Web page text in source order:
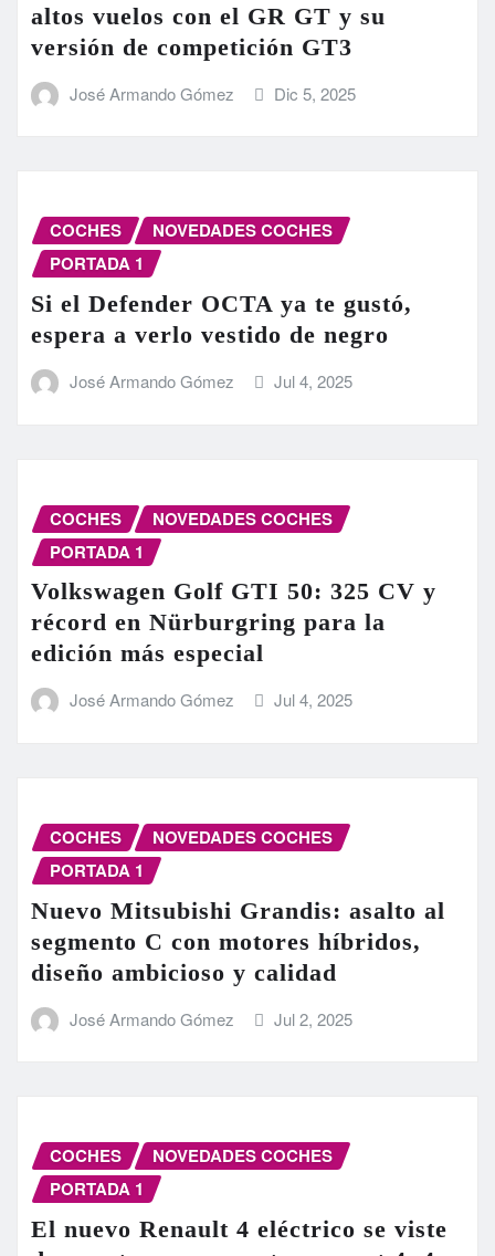
altos vuelos con el GR GT y su
versión de competición GT3
José Armando Gómez Dic 5, 2025
COCHES
NOVEDADES COCHES
PORTADA 1
Si el Defender OCTA ya te gustó,
espera a verlo vestido de negro
José Armando Gómez Jul 4, 2025
COCHES
NOVEDADES COCHES
PORTADA 1
Volkswagen Golf GTI 50: 325 CV y
récord en Nürburgring para la
edición más especial
José Armando Gómez Jul 4, 2025
COCHES
NOVEDADES COCHES
PORTADA 1
Nuevo Mitsubishi Grandis: asalto al
segmento C con motores híbridos,
diseño ambicioso y calidad
José Armando Gómez Jul 2, 2025
COCHES
NOVEDADES COCHES
PORTADA 1
El nuevo Renault 4 eléctrico se viste